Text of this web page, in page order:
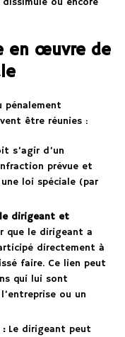
en œuvre de
pénalement
être réunies :
s’agir d’un
prévue et
loi spéciale (par
dirigeant et
que le dirigeant a
directement à
faire. Ce lien peut
qui lui sont
ou un
:Le dirigeant peut